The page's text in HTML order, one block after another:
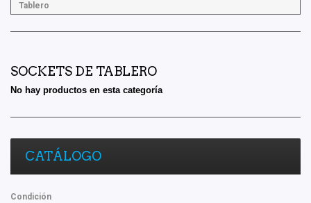
Tablero
SOCKETS DE TABLERO
No hay productos en esta categoría
CATÁLOGO
Condición